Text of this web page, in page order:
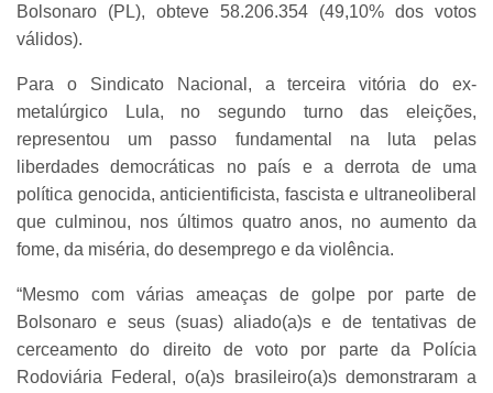
Bolsonaro (PL), obteve 58.206.354 (49,10% dos votos
válidos).
Para o Sindicato Nacional, a terceira vitória do ex-
metalúrgico Lula, no segundo turno das eleições,
representou um passo fundamental na luta pelas
liberdades democráticas no país e a derrota de uma
política genocida, anticientificista, fascista e ultraneoliberal
que culminou, nos últimos quatro anos, no aumento da
fome, da miséria, do desemprego e da violência.
“Mesmo com várias ameaças de golpe por parte de
Bolsonaro e seus (suas) aliado(a)s e de tentativas de
cerceamento do direito de voto por parte da Polícia
Rodoviária Federal, o(a)s brasileiro(a)s demonstraram a